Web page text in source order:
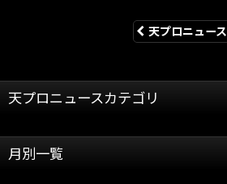
天プロニュース
天プロニュースカテゴリ
天龍プロジェクト
月別一覧